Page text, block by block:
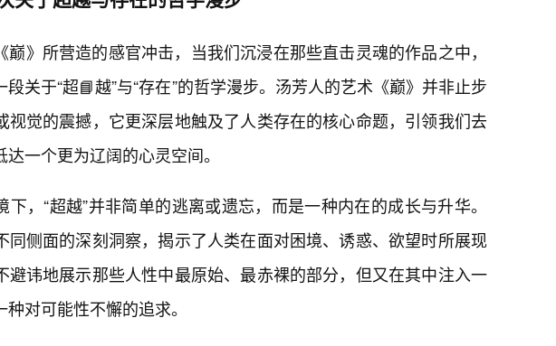
巅》所营造的感官冲击，当我们沉浸在那些直击灵魂的作品之中，
关于“超📘越”与“存在”的哲学漫步。汤芳人的艺术《巅》并非止步
视觉的震撼，它更深层地触及了人类存在的核心命题，引领我们去
一个更为辽阔的心灵空间。
下，“超越”并非简单的逃离或遗忘，而是一种内在的成长与升华。
同侧面的深刻洞察，揭示了人类在面对困境、诱惑、欲望时所展现
避讳地展示那些人性中最原始、最赤裸的部分，但又在其中注入一
对可能性不懈的追求。